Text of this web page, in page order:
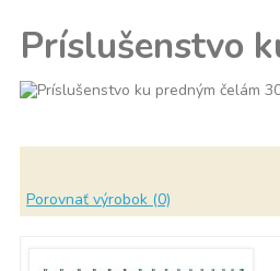
Príslušenstvo
Porovnať výrobok (0)